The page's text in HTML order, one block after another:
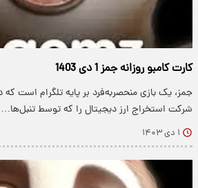
کارت کامبو روزانه جمز 1 دی 1403
جمز، یک بازی منحصربه‌فرد بر پایه تلگرام است که
شرکت استخراج ارز دیجیتال را که توسط تنبل‌ها…
۱ دی ۱۴۰۳